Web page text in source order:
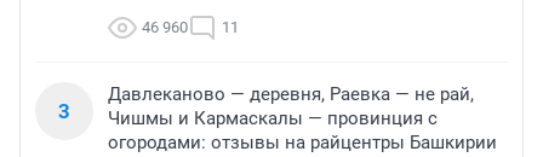
46 960 11
3
Давлеканово — деревня, Раевка — не рай,
Чишмы и Кармаскалы — провинция с
огородами: отзывы на райцентры Башкирии